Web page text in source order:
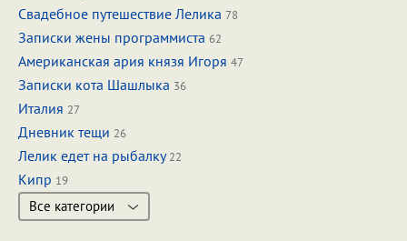
Свадебное путешествие Лелика 78
Записки жены программиста 62
Американская ария князя Игоря 47
Записки кота Шашлыка 36
Италия 27
Дневник тещи 26
Лелик едет на рыбалку22
Кипр 19
Все категории